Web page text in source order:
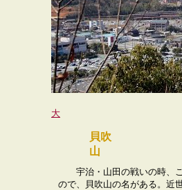
頂上から眺める
大
貝吹
宇治・山田の戦いの時、こ
ので、貝吹山の名がある。近